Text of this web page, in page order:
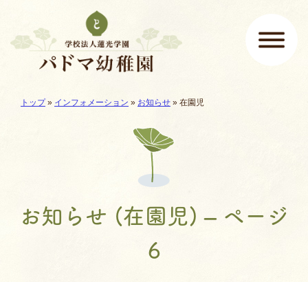
メインメニュー
ここから本文です。
現在地:
トップ» インフォメーション » お知らせ » 在園児
お知らせ (在園児) – ページ
6